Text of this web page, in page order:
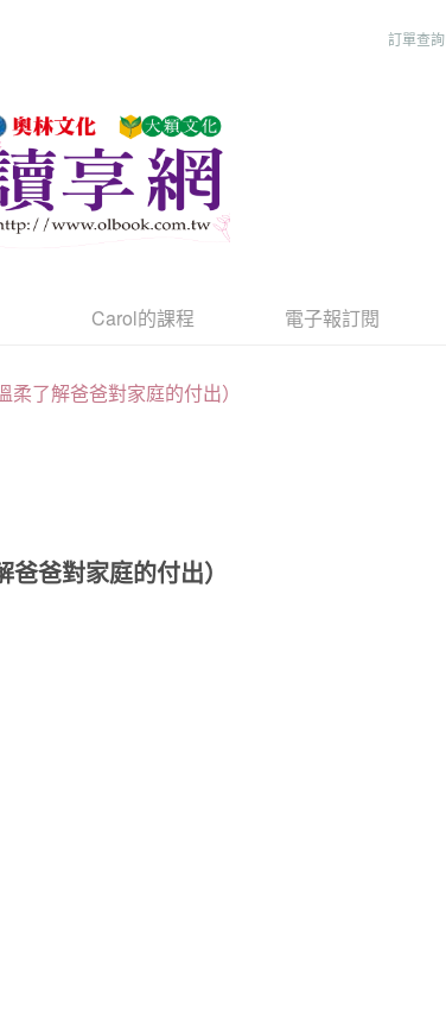
訂單查詢
Carol的課程 電子報訂閱
了解爸爸對家庭的付出）
爸對家庭的付出）